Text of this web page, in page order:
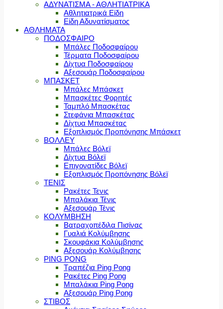
ΑΔΥΝΑΤΙΣΜΑ - ΑΘΛΗΤΙΑΤΡΙΚΑ
Αθλητιατρικά Είδη
Είδη Αδυνατίσματος
ΑΘΛΗΜΑΤΑ
ΠΟΔΟΣΦΑΙΡΟ
Μπάλες Ποδοσφαίρου
Τέρματα Ποδοσφαίρου
Δίχτυα Ποδοσφαίρου
Αξεσουάρ Ποδοσφαίρου
ΜΠΑΣΚΕΤ
Μπάλες Μπάσκετ
Μπασκέτες Φορητές
Ταμπλό Μπασκέτας
Στεφάνια Μπασκέτας
Δίχτυα Μπασκέτας
Εξοπλισμός Προπόνησης Μπάσκετ
ΒΟΛΛΕΥ
Μπάλες Βόλεϊ
Δίχτυα Βόλεϊ
Επιγονατίδες Βόλεϊ
Εξοπλισμός Προπόνησης Βόλεϊ
ΤΕΝΙΣ
Ρακέτες Τενις
Μπαλάκια Τένις
Αξεσουάρ Τένις
ΚΟΛΥΜΒΗΣΗ
Βατραχοπέδιλα Πισίνας
Γυαλιά Κολύμβησης
Σκουφάκια Κολύμβησης
Αξεσουάρ Κολύμβησης
PING PONG
Τραπέζια Ping Pong
Ρακέτες Ping Pong
Μπαλάκια Ping Pong
Αξεσουάρ Ping Pong
ΣΤΙΒΟΣ